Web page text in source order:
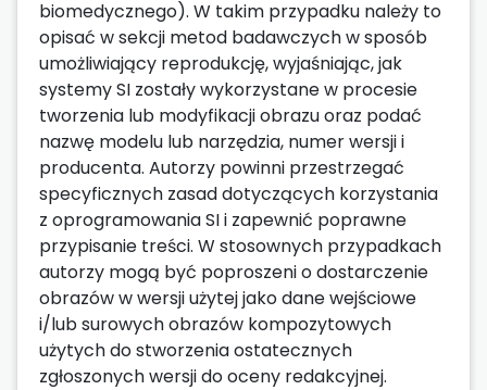
biomedycznego). W takim przypadku należy to
opisać w sekcji metod badawczych w sposób
umożliwiający reprodukcję, wyjaśniając, jak
systemy SI zostały wykorzystane w procesie
tworzenia lub modyfikacji obrazu oraz podać
nazwę modelu lub narzędzia, numer wersji i
producenta. Autorzy powinni przestrzegać
specyficznych zasad dotyczących korzystania
z oprogramowania SI i zapewnić poprawne
przypisanie treści. W stosownych przypadkach
autorzy mogą być poproszeni o dostarczenie
obrazów w wersji użytej jako dane wejściowe
i/lub surowych obrazów kompozytowych
użytych do stworzenia ostatecznych
zgłoszonych wersji do oceny redakcyjnej.